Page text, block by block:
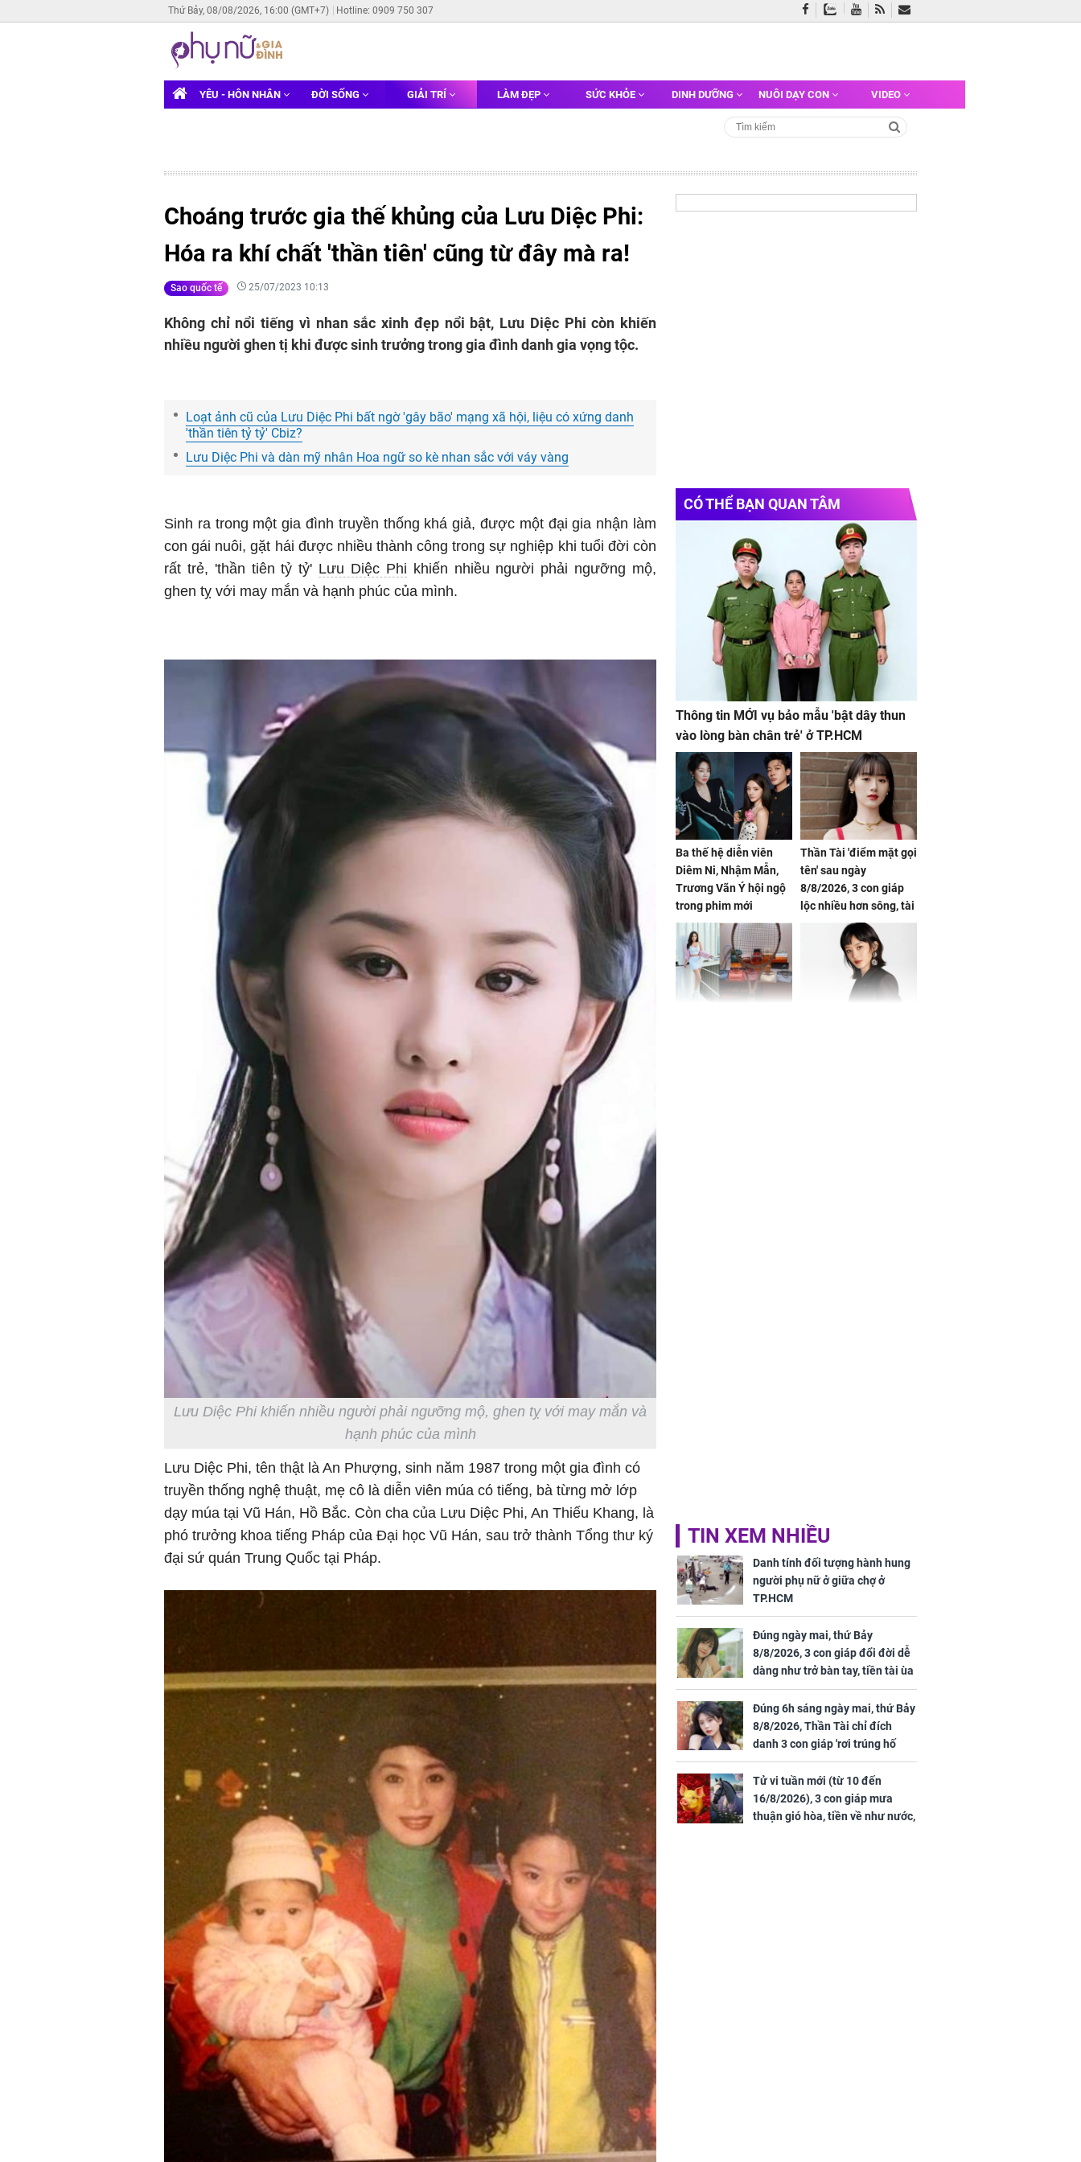
Thứ Bảy, 08/08/2026, 16:00 (GMT+7) Hotline: 0909 750 307
YÊU - HÔN NHÂN ĐỜI SỐNG GIẢI TRÍ LÀM ĐẸP SỨC KHỎE DINH DƯỠNG NUÔI DẠY CON VIDEO
Choáng trước gia thế khủng của Lưu Diệc Phi:
Hóa ra khí chất 'thần tiên' cũng từ đây mà ra!
Sao quốc tế 25/07/2023 10:13
Không chỉ nổi tiếng vì nhan sắc xinh đẹp nổi bật, Lưu Diệc Phi còn khiến
nhiều người ghen tị khi được sinh trưởng trong gia đình danh gia vọng tộc.
Loạt ảnh cũ của Lưu Diệc Phi bất ngờ 'gây bão' mạng xã hội, liệu có xứng danh
'thần tiên tỷ tỷ' Cbiz?
Lưu Diệc Phi và dàn mỹ nhân Hoa ngữ so kè nhan sắc với váy vàng
Sinh ra trong một gia đình truyền thống khá giả, được một đại gia nhận làm
con gái nuôi, gặt hái được nhiều thành công trong sự nghiệp khi tuổi đời còn
rất trẻ, 'thần tiên tỷ tỷ' Lưu Diệc Phi khiến nhiều người phải ngưỡng mộ,
ghen tỵ với may mắn và hạnh phúc của mình.
Lưu Diệc Phi khiến nhiều người phải ngưỡng mộ, ghen tỵ với may mắn và
hạnh phúc của mình
Lưu Diệc Phi, tên thật là An Phượng, sinh năm 1987 trong một gia đình có
truyền thống nghệ thuật, mẹ cô là diễn viên múa có tiếng, bà từng mở lớp
dạy múa tại Vũ Hán, Hồ Bắc. Còn cha của Lưu Diệc Phi, An Thiếu Khang, là
phó trưởng khoa tiếng Pháp của Đại học Vũ Hán, sau trở thành Tổng thư ký
đại sứ quán Trung Quốc tại Pháp.
CÓ THỂ BẠN QUAN TÂM
Thông tin MỚI vụ bảo mẫu 'bật dây thun
vào lòng bàn chân trẻ' ở TP.HCM
Ba thế hệ diễn viên
Diêm Ni, Nhậm Mẫn,
Trương Vãn Ý hội ngộ
trong phim mới
Thần Tài 'điểm mặt gọi
tên' sau ngày
8/8/2026, 3 con giáp
lộc nhiều hơn sông, tài
vận sáng như trăng
Rằm, chính thức hết
TIN XEM NHIỀU
Danh tính đối tượng hành hung
người phụ nữ ở giữa chợ ở
TP.HCM
Đúng ngày mai, thứ Bảy
8/8/2026, 3 con giáp đổi đời dễ
dàng như trở bàn tay, tiền tài ùa
tới, ngồi không lộc cũng đến,
phú quý theo tới già
Đúng 6h sáng ngày mai, thứ Bảy
8/8/2026, Thần Tài chỉ đích
danh 3 con giáp 'rơi trúng hố
vàng', tiền bạc ùa về nhà 'như lũ
cuốn', vươn mình thành đại gia
trong phút chốc
Tử vi tuần mới (từ 10 đến
16/8/2026), 3 con giáp mưa
thuận gió hòa, tiền về như nước,